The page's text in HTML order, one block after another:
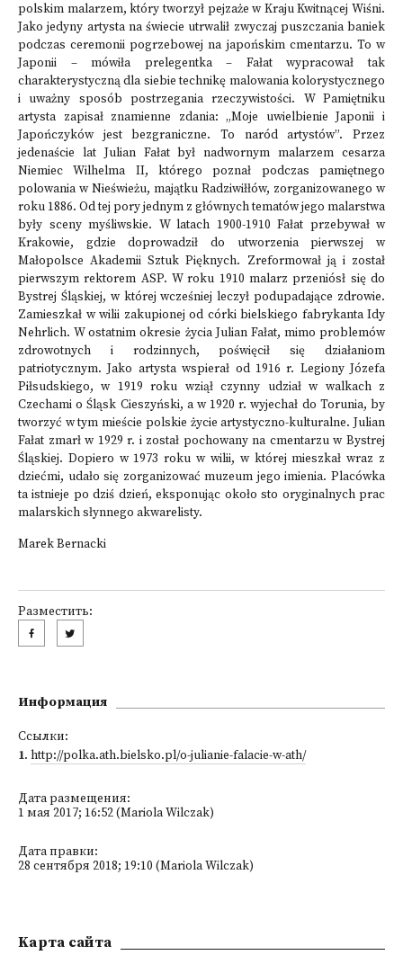
polskim malarzem, który tworzył pejzaże w Kraju Kwitnącej Wiśni.
Jako jedyny artysta na świecie utrwalił zwyczaj puszczania baniek
podczas ceremonii pogrzebowej na japońskim cmentarzu. To w
Japonii – mówiła prelegentka – Fałat wypracował tak
charakterystyczną dla siebie technikę malowania kolorystycznego
i uważny sposób postrzegania rzeczywistości. W Pamiętniku
artysta zapisał znamienne zdania: „Moje uwielbienie Japonii i
Japończyków jest bezgraniczne. To naród artystów”. Przez
jedenaście lat Julian Fałat był nadwornym malarzem cesarza
Niemiec Wilhelma II, którego poznał podczas pamiętnego
polowania w Nieświeżu, majątku Radziwiłłów, zorganizowanego w
roku 1886. Od tej pory jednym z głównych tematów jego malarstwa
były sceny myśliwskie. W latach 1900-1910 Fałat przebywał w
Krakowie, gdzie doprowadził do utworzenia pierwszej w
Małopolsce Akademii Sztuk Pięknych. Zreformował ją i został
pierwszym rektorem ASP. W roku 1910 malarz przeniósł się do
Bystrej Śląskiej, w której wcześniej leczył podupadające zdrowie.
Zamieszkał w wilii zakupionej od córki bielskiego fabrykanta Idy
Nehrlich. W ostatnim okresie życia Julian Fałat, mimo problemów
zdrowotnych i rodzinnych, poświęcił się działaniom
patriotycznym. Jako artysta wspierał od 1916 r. Legiony Józefa
Piłsudskiego, w 1919 roku wziął czynny udział w walkach z
Czechami o Śląsk Cieszyński, a w 1920 r. wyjechał do Torunia, by
tworzyć w tym mieście polskie życie artystyczno-kulturalne. Julian
Fałat zmarł w 1929 r. i został pochowany na cmentarzu w Bystrej
Śląskiej. Dopiero w 1973 roku w wilii, w której mieszkał wraz z
dziećmi, udało się zorganizować muzeum jego imienia. Placówka
ta istnieje po dziś dzień, eksponując około sto oryginalnych prac
malarskich słynnego akwarelisty.
Marek Bernacki
Разместить:
Информация
Ссылки:
1. http://polka.ath.bielsko.pl/o-julianie-falacie-w-ath/
Дата размещения:
1 мая 2017; 16:52 (Mariola Wilczak)
Дата правки:
28 сентября 2018; 19:10 (Mariola Wilczak)
Kарта сайта